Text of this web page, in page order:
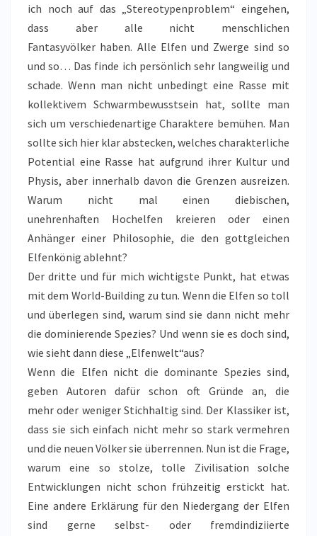
ich noch auf das „Stereotypenproblem“ eingehen,
dass aber alle nicht menschlichen
Fantasyvölker haben. Alle Elfen und Zwerge sind so
und so… Das finde ich persönlich sehr langweilig und
schade. Wenn man nicht unbedingt eine Rasse mit
kollektivem Schwarmbewusstsein hat, sollte man
sich um verschiedenartige Charaktere bemühen. Man
sollte sich hier klar abstecken, welches charakterliche
Potential eine Rasse hat aufgrund ihrer Kultur und
Physis, aber innerhalb davon die Grenzen ausreizen.
Warum nicht mal einen diebischen,
unehrenhaften Hochelfen kreieren oder einen
Anhänger einer Philosophie, die den gottgleichen
Elfenkönig ablehnt?
Der dritte und für mich wichtigste Punkt, hat etwas
mit dem World-Building zu tun. Wenn die Elfen so toll
und überlegen sind, warum sind sie dann nicht mehr
die dominierende Spezies? Und wenn sie es doch sind,
wie sieht dann diese „Elfenwelt“aus?
Wenn die Elfen nicht die dominante Spezies sind,
geben Autoren dafür schon oft Gründe an, die
mehr oder weniger Stichhaltig sind. Der Klassiker ist,
dass sie sich einfach nicht mehr so stark vermehren
und die neuen Völker sie überrennen. Nun ist die Frage,
warum eine so stolze, tolle Zivilisation solche
Entwicklungen nicht schon frühzeitig erstickt hat.
Eine andere Erklärung für den Niedergang der Elfen
sind gerne selbst- oder fremdindiziierte